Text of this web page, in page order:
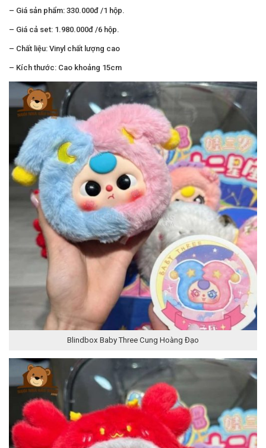
– Giá sản phẩm: 330.000đ /1 hộp.
– Giá cả set: 1.980.000đ /6 hộp.
– Chất liệu: Vinyl chất lượng cao
– Kích thước: Cao khoảng 15cm
Blindbox Baby Three Cung Hoàng Đạo